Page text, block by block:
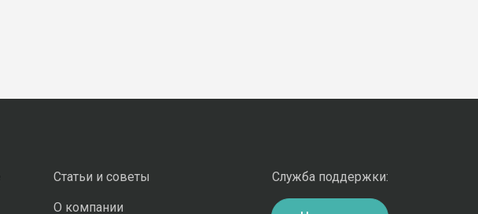
Статьи и советы
О компании
Служба поддержки: